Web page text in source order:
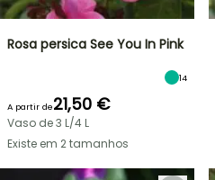
Rosa persica See You In Pink
14
A partir de21,50 €
Vaso de 3 L/4 L
Existe em 2 tamanhos